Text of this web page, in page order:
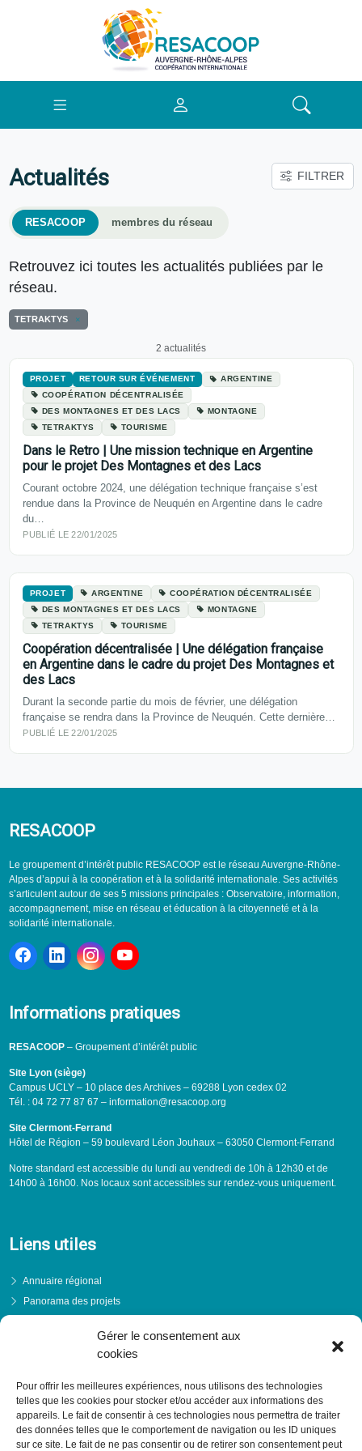
Gérer le consentement aux
cookies
Pour offrir les meilleures expériences, nous utilisons des technologies
telles que les cookies pour stocker et/ou accéder aux informations des
appareils. Le fait de consentir à ces technologies nous permettra de traiter
des données telles que le comportement de navigation ou les ID uniques
sur ce site. Le fait de ne pas consentir ou de retirer son consentement peut
Actualités FILTRER
RESACOOP membres du réseau
Retrouvez ici toutes les actualités publiées par le
réseau.
TETRAKTYS
2 actualités
PROJET RETOUR SUR ÉVÉNEMENT
ARGENTINE
COOPÉRATION DÉCENTRALISÉE
DES MONTAGNES ET DES LACS
MONTAGNE
TETRAKTYS
TOURISME
Dans le Retro | Une mission technique en Argentine
pour le projet Des Montagnes et des Lacs
Courant octobre 2024, une délégation technique française s’est
rendue dans la Province de Neuquén en Argentine dans le cadre
du…
PUBLIÉ LE 22/01/2025
PROJET ARGENTINE
COOPÉRATION DÉCENTRALISÉE
DES MONTAGNES ET DES LACS
MONTAGNE
TETRAKTYS
TOURISME
Coopération décentralisée | Une délégation française
en Argentine dans le cadre du projet Des Montagnes et
des Lacs
Durant la seconde partie du mois de février, une délégation
française se rendra dans la Province de Neuquén. Cette dernière…
PUBLIÉ LE 22/01/2025
RESACOOP
Le groupement d’intérêt public RESACOOP est le réseau Auvergne-Rhône-
Alpes d’appui à la coopération et à la solidarité internationale. Ses activités
s’articulent autour de ses 5 missions principales : Observatoire, information,
accompagnement, mise en réseau et éducation à la citoyenneté et à la
solidarité internationale.
Informations pratiques
RESACOOP– Groupement d’intérêt public
Site Lyon (siège)
Campus UCLY – 10 place des Archives – 69288 Lyon cedex 02
Tél. : 04 72 77 87 67 – information@resacoop.org
Site Clermont-Ferrand
Hôtel de Région – 59 boulevard Léon Jouhaux – 63050 Clermont-Ferrand
Notre standard est accessible du lundi au vendredi de 10h à 12h30 et de
14h00 à 16h00. Nos locaux sont accessibles sur rendez-vous uniquement.
Liens utiles
Annuaire régional
Panorama des projets